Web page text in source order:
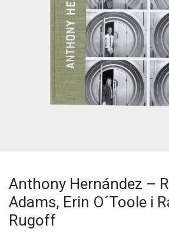
Anthony Hernández –
Adams, Erin O´Toole i
Rugoff